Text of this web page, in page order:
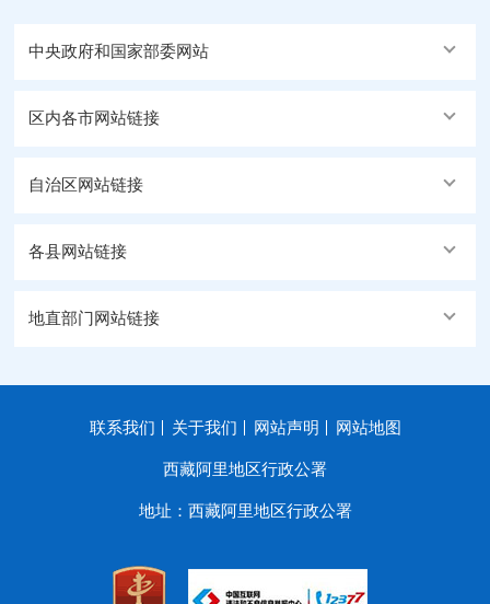
中央政府和国家部委网站
区内各市网站链接
自治区网站链接
各县网站链接
地直部门网站链接
联系我们 关于我们 网站声明 网站地图
西藏阿里地区行政公署
地址：西藏阿里地区行政公署